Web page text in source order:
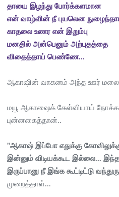
தாயை இழந்து போர்க்களமான
என் வாழ்வின் நீ புயலென
காதலை உணர என் இறும்பு
மனதில் அன்பெனும் அற்புதத்தை
விதைத்தாய் பெண்ணே...
ஆகாஷின் வாகனம் அந்த ஊர்
மயூ ஆகாஷைக் கேள்வியாய்
புன்னகைத்தான்..
"ஆகாஷ் இப்போ எதுக்கு
இன்னும் விடியக்கூட இல்லை... இந்த
இருப்பானு நீ இங்க கூட்டிட்டு
முறைத்தாள்...